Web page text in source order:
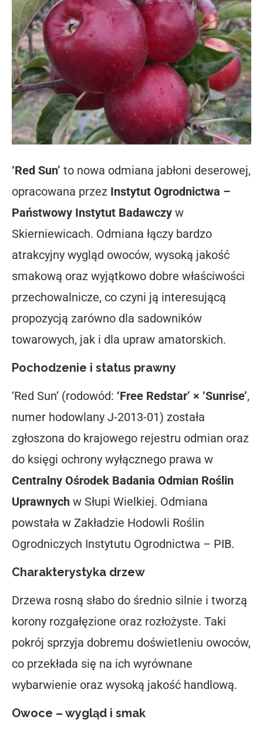
‘Red Sun’ to nowa odmiana jabłoni deserowej,
opracowana przez Instytut Ogrodnictwa –
Państwowy Instytut Badawczy w
Skierniewicach. Odmiana łączy bardzo
atrakcyjny wygląd owoców, wysoką jakość
smakową oraz wyjątkowo dobre właściwości
przechowalnicze, co czyni ją interesującą
propozycją zarówno dla sadowników
towarowych, jak i dla upraw amatorskich.
Pochodzenie i status prawny
‘Red Sun’ (rodowód: ‘Free Redstar’ × ‘Sunrise’,
numer hodowlany J-2013-01) została
zgłoszona do krajowego rejestru odmian oraz
do księgi ochrony wyłącznego prawa w
Centralny Ośrodek Badania Odmian Roślin
Uprawnych w Słupi Wielkiej. Odmiana
powstała w Zakładzie Hodowli Roślin
Ogrodniczych Instytutu Ogrodnictwa – PIB.
Charakterystyka drzew
Drzewa rosną słabo do średnio silnie i tworzą
korony rozgałęzione oraz rozłożyste. Taki
pokrój sprzyja dobremu doświetleniu owoców,
co przekłada się na ich wyrównane
wybarwienie oraz wysoką jakość handlową.
Owoce – wygląd i smak